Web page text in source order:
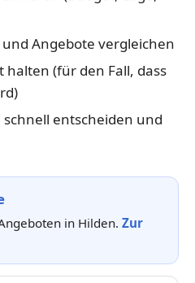
Angebote vergleichen
(für den Fall, dass
entscheiden und
in Hilden. Zur